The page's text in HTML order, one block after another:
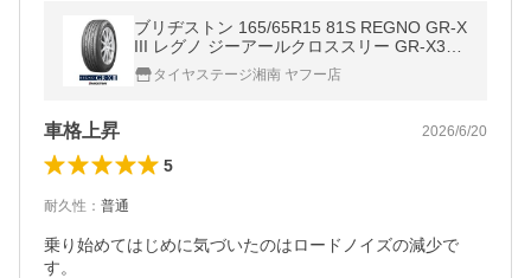
ブリヂストン 165/65R15 81S REGNO GR-X
III レグノ ジーアールクロススリー GR-X3
GRX3 タイヤのみ1本価格
タイヤステージ湘南 ヤフー店
車格上昇 2026/6/20
5
耐久性 ： 普通
乗り始めてはじめに気づいたのはロードノイズの減少で
す。